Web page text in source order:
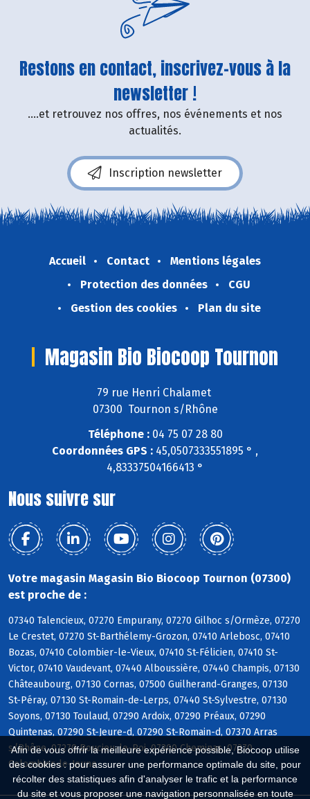
Afin de vous offrir la meilleure expérience possible, Biocoop utilise
des cookies : pour assurer une performance optimale du site, pour
récolter des statistiques afin d'analyser le trafic et la performance
du site et vous proposer une navigation personnalisée en toute
Restons en contact, inscrivez-vous à la
newsletter !
....et retrouvez nos offres, nos événements et nos
actualités.
Inscription newsletter
Accueil Contact
Mentions légales
Protection des données
CGU
Gestion des cookies
Plan du site
Magasin Bio Biocoop Tournon
79 rue Henri Chalamet
07300 Tournon s/Rhône
Téléphone :04 75 07 28 80
Coordonnées GPS : 45,0507333551895 ° ,
4,83337504166413 °
Nous suivre sur
Votre magasin Magasin Bio Biocoop Tournon (07300)
est proche de :
07340 Talencieux, 07270 Empurany, 07270 Gilhoc s/Ormèze, 07270
Le Crestet, 07270 St-Barthélemy-Grozon, 07410 Arlebosc, 07410
Bozas, 07410 Colombier-le-Vieux, 07410 St-Félicien, 07410 St-
Victor, 07410 Vaudevant, 07440 Alboussière, 07440 Champis, 07130
Châteaubourg, 07130 Cornas, 07500 Guilherand-Granges, 07130
St-Péray, 07130 St-Romain-de-Lerps, 07440 St-Sylvestre, 07130
Soyons, 07130 Toulaud, 07290 Ardoix, 07290 Préaux, 07290
Quintenas, 07290 St-Jeure-d, 07290 St-Romain-d, 07370 Arras
s/Rhône, 07270 Boucieu-le-Roi, 07300 Cheminas, 07270
Colombier-le-Jeune